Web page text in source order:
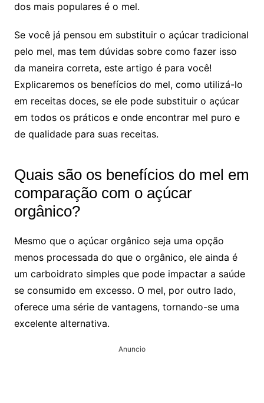
dos mais populares é o mel.
Se você já pensou em substituir o açúcar tradicional
pelo mel, mas tem dúvidas sobre como fazer isso
da maneira correta, este artigo é para você!
Explicaremos os benefícios do mel, como utilizá-lo
em receitas doces, se ele pode substituir o açúcar
em todos os práticos e onde encontrar mel puro e
de qualidade para suas receitas.
Quais são os benefícios do mel em
comparação com o açúcar
orgânico?
Mesmo que o açúcar orgânico seja uma opção
menos processada do que o orgânico, ele ainda é
um carboidrato simples que pode impactar a saúde
se consumido em excesso. O mel, por outro lado,
oferece uma série de vantagens, tornando-se uma
excelente alternativa.
Anuncio